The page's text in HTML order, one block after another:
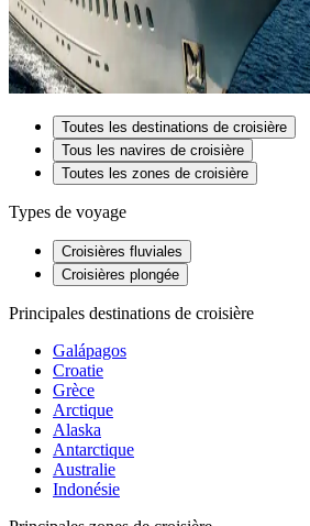
Toutes les destinations de croisière
Tous les navires de croisière
Toutes les zones de croisière
Types de voyage
Croisières fluviales
Croisières plongée
Principales destinations de croisière
Galápagos
Croatie
Grèce
Arctique
Alaska
Antarctique
Australie
Indonésie